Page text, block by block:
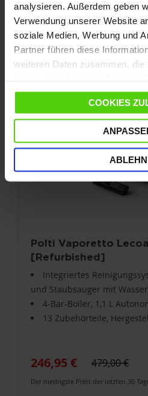
analysieren. Außerdem geben
Verwendung unserer Website
soziale Medien, Werbung und
Partner führen diese
weiteren Daten zusammen, die
gesammelt haben.
COOKIES
Polti Vaporetto
[Refurbished]
Integriertes
und Staubsauger mit
4-Bar-Boiler, 1,1 L
13 Zubehörteile,
246,95 € 479,00 €
Der niedrigste Preis der letzten 30